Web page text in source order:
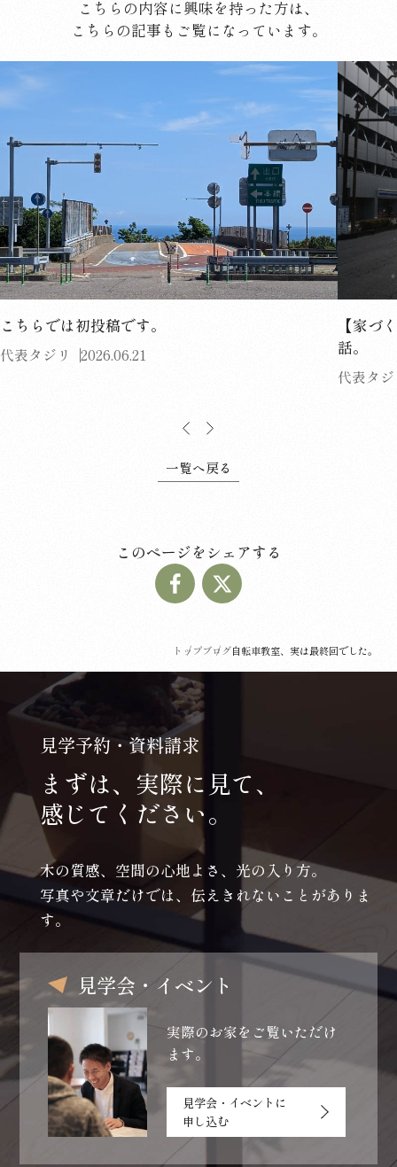
こちらの内容に興味を持った方は、
こちらの記事もご覧になっています。
こちらでは初投稿です。
代表タジリ 2026.06.21
【家づ
話。
代表タ
一覧へ戻る
このページをシェアする
トップブログ自転車教室、実は最終回でした。
見学予約・資料請求
まずは、実際に見て、
感じてください。
木の質感、空間の心地よさ、光の入り方。
写真や文章だけでは、伝えきれないことがありま
す。
見学会・イベント
実際のお家をご覧いただけ
ます。
見学会・イベントに
申し込む